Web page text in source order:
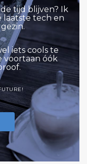
tijd blijven? Ik
laatste tech en
iets cools te
voortaan óók